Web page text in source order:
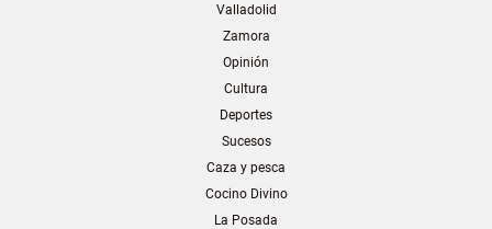
Valladolid
Zamora
Opinión
Cultura
Deportes
Sucesos
Caza y pesca
Cocino Divino
La Posada